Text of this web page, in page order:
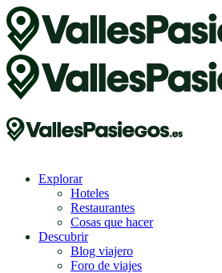
Explorar
Hoteles
Restaurantes
Cosas que hacer
Descubrir
Blog viajero
Foro de viajes